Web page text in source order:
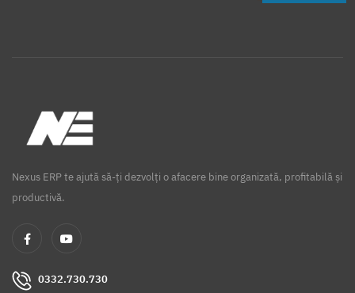
Nexus ERP te ajută să-ți dezvolți o afacere bine organizată, profitabilă și
productivă.
0332.730.730